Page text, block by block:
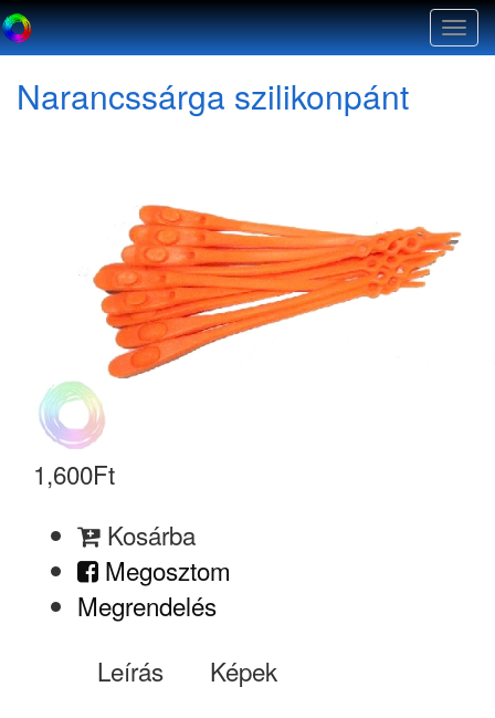
Narancssárga szilikonpánt
1,600Ft
Kosárba
Megosztom
Megrendelés
Leírás
Képek